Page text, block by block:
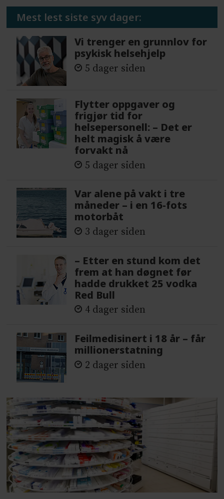
Mest lest siste syv dager:
Vi trenger en grunnlov for
psykisk helsehjelp
5 dager siden
Flytter oppgaver og
frigjør tid for
helsepersonell: – Det er
helt magisk å være
forvakt nå
5 dager siden
Var alene på vakt i tre
måneder – i en 16-fots
motorbåt
3 dager siden
– Etter en stund kom det
frem at han døgnet før
hadde drukket 25 vodka
Red Bull
4 dager siden
Feilmedisinert i 18 år – får
millionerstatning
2 dager siden